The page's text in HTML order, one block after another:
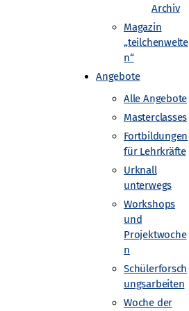
Archiv
Magazin
„teilchenwelte
n“
Angebote
Alle Angebote
Masterclasses
Fortbildungen
für Lehrkräfte
Urknall
unterwegs
Workshops
und
Projektwoche
n
Schülerforsch
ungsarbeiten
Woche der
möglich. Wurden mit
an. Ziel des Workshops
erfahren die Teilnehmenden,